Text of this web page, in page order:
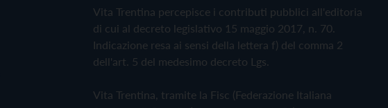
Vita Trentina percepisce i contributi pubblici all'editoria
di cui al decreto legislativo 15 maggio 2017, n. 70.
Indicazione resa ai sensi della lettera f) del comma 2
dell'art. 5 del medesimo decreto Lgs.
Vita Trentina, tramite la Fisc (Federazione Italiana